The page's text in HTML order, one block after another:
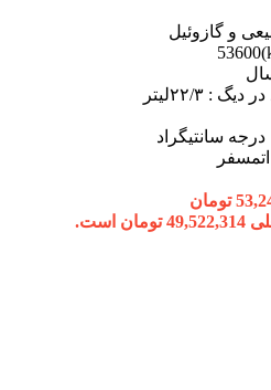
و گازوئیل
۲۲/۳لیتر
قیمت اصلی 53,249,800 تومان
است.